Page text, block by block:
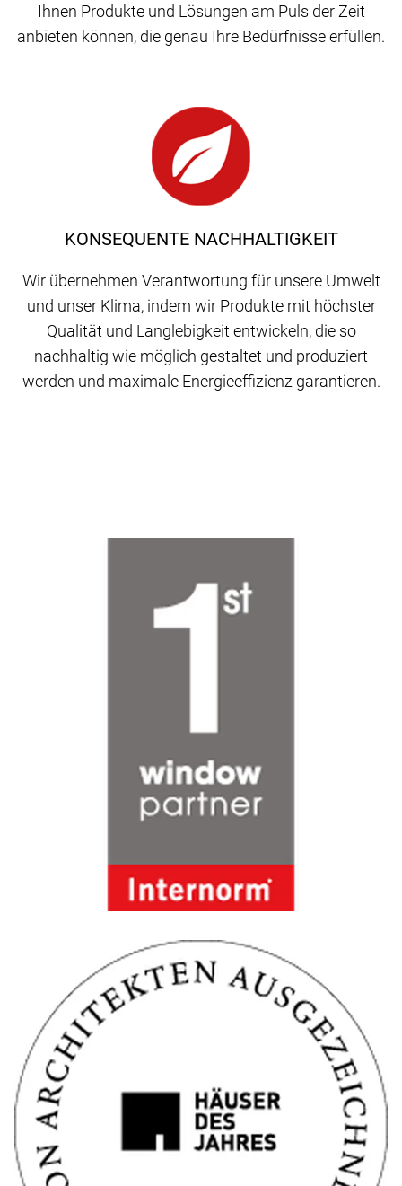
KONSEQUENTE NACHHALTIGKEIT
Wir übernehmen Verantwortung für unsere Umwelt
und unser Klima, indem wir Produkte mit höchster
Qualität und Langlebigkeit entwickeln, die so
nachhaltig wie möglich gestaltet und produziert
werden und maximale Energieeffizienz garantieren.
Ihnen Produkte und Lösungen am Puls der Zeit
anbieten können, die genau Ihre Bedürfnisse erfüllen.